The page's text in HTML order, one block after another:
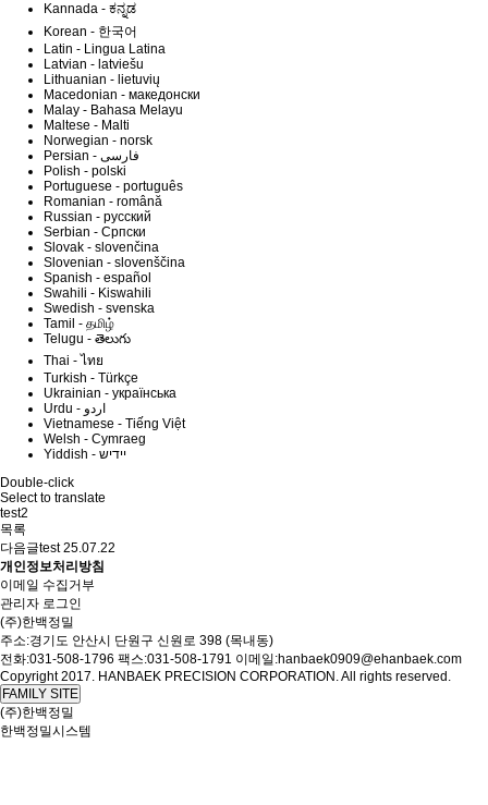
Kannada - ಕನ್ನಡ
Korean - 한국어
Latin - Lingua Latina
Latvian - latviešu
Lithuanian - lietuvių
Macedonian - македонски
Malay - Bahasa Melayu
Maltese - Malti
Norwegian - norsk
Polish - polski
Portuguese - português
Romanian - română
Russian - русский
Serbian - Српски
Slovak - slovenčina
Slovenian - slovenščina
Spanish - español
Swahili - Kiswahili
Swedish - svenska
Tamil - தமிழ்
Telugu - తెలుగు
Thai - ไทย
Turkish - Türkçe
Ukrainian - українська
Vietnamese - Tiếng Việt
Welsh - Cymraeg
Yiddish - יידיש
Double-click
Select to translate
test2
목록
다음글test 25.07.22
개인정보처리방침
이메일 수집거부
관리자 로그인
(주)한백정밀
주소:경기도 안산시 단원구 신원로 398 (목내동)
전화:031-508-1796 팩스:031-508-1791 이메일:hanbaek0909@ehanbaek.com
Copyright 2017. HANBAEK PRECISION CORPORATION. All rights reserved.
FAMILY SITE
(주)한백정밀
한백정밀시스템